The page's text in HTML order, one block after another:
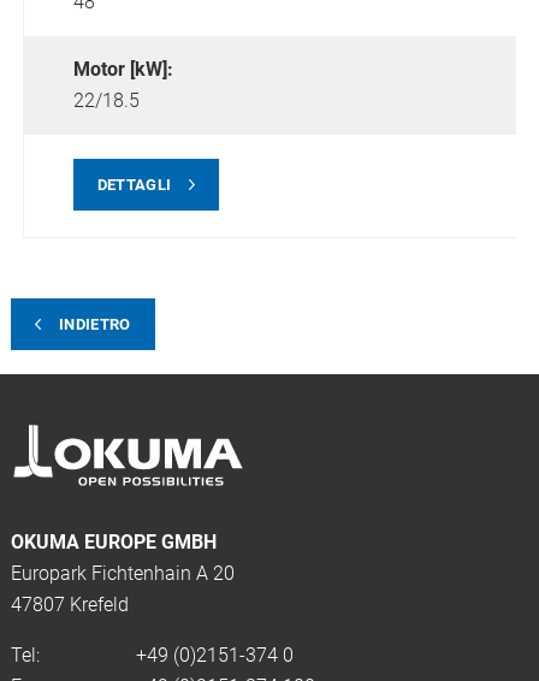
Motor [kW]:
22/18.5
DETTAGLI
INDIETRO
OKUMA EUROPE GMBH
Europark Fichtenhain A 20
47807 Krefeld
Tel:
+49 (0)2151-374 0